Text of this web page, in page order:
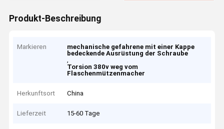
Produkt-Beschreibung
Markieren
mechanische gefahrene mit einer Kappe
bedeckende Ausrüstung der Schraube
,
Torsion 380v weg vom
Flaschenmützenmacher
Herkunftsort China
Lieferzeit 15-60 Tage